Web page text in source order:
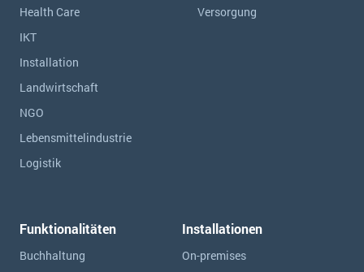
Health Care
IKT
Installation
Landwirtschaft
NGO
Lebensmittelindustrie
Logistik
Versorgung
Funktionalitäten
Buchhaltung
Installationen
On-premises